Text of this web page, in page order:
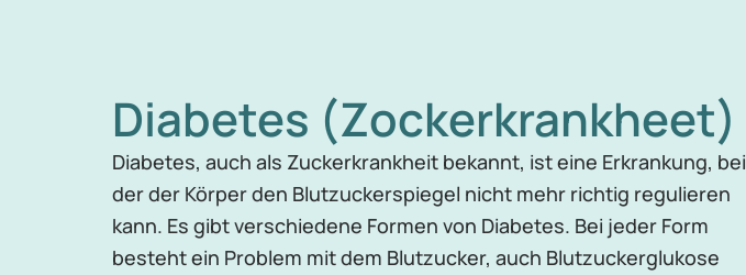
Diabetes (Zockerkrankheet)
Diabetes, auch als Zuckerkrankheit bekannt, ist eine Erkrankung, bei
der der Körper den Blutzuckerspiegel nicht mehr richtig regulieren
kann. Es gibt verschiedene Formen von Diabetes. Bei jeder Form
besteht ein Problem mit dem Blutzucker, auch Blutzuckerglukose